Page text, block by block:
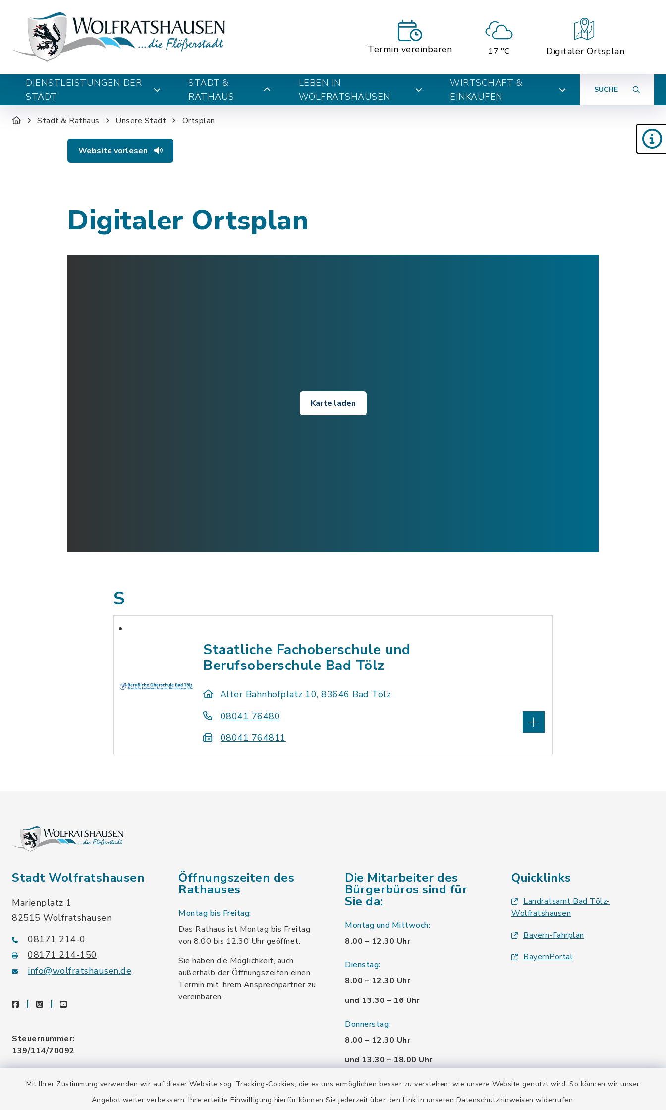
Mit Ihrer Zustimmung verwenden wir auf dieser Website sog. Tracking-Cookies, die es uns ermöglichen besser zu verstehen, wie unsere Website genutzt wird. So können wir unser
Angebot weiter verbessern. Ihre erteilte Einwilligung hierfür können Sie jederzeit über den Link in unseren Datenschutzhinweisen widerrufen.
Termin vereinbaren 17 °C Digitaler Ortsplan
DIENSTLEISTUNGEN DER
STADT
STADT &
RATHAUS
LEBEN IN
WOLFRATSHAUSEN
WIRTSCHAFT &
EINKAUFEN
SUCHE
Stadt & Rathaus Unsere Stadt Ortsplan
Website vorlesen
Digitaler Ortsplan
Karte laden
S
Staatliche Fachoberschule und
Berufsoberschule Bad Tölz
Alter Bahnhofplatz 10, 83646 Bad Tölz
08041 76480
08041 764811
Stadt Wolfratshausen
Marienplatz 1
82515 Wolfratshausen
08171 214-0
08171 214-150
info@wolfratshausen.de
facebookinstagramyoutube
Steuernummer:
139/114/70092
DE128 378 377
Öffnungszeiten des
Rathauses
Montag bis Freitag:
Das Rathaus ist Montag bis Freitag
von 8.00 bis 12.30 Uhr geöffnet.
Sie haben die Möglichkeit, auch
außerhalb der Öffnungszeiten einen
Termin mit Ihrem Ansprechpartner zu
vereinbaren.
Die Mitarbeiter des
Bürgerbüros sind für
Sie da:
Montag und Mittwoch:
8.00 – 12.30 Uhr
Dienstag:
8.00 – 12.30 Uhr
und 13.30 – 16 Uhr
Donnerstag:
8.00 – 12.30 Uhr
und 13.30 – 18.00 Uhr
Freitag:
8.00 – 12.30 Uhr
Quicklinks
Landratsamt Bad Tölz-
Wolfratshausen
Bayern-Fahrplan
BayernPortal